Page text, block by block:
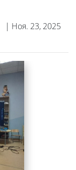
| Ноя. 23, 2025